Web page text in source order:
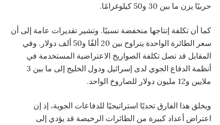
حربيًا يزن ما بين 30 و50 كيلوغرامًا.
كما أن تكلفة إنتاجها منخفضة نسبيًا. وتشير تقديرات عامة إلى أن
سعر الطائرة الواحدة يتراوح بين 20 ألفًا و50 ألف دولار. وفي
المقابل قد تصل تكلفة الصواريخ الاعتراضية المستخدمة في
أنظمة الدفاع الجوي لدى إسرائيل ودول الخليج إلى ما بين 3
ملايين و12 مليون دولار للصاروخ الواحد.
ويخلق هذا الفارق تحديًا استراتيجيًا للدفاعات الجوية، إذ إن
اعتراض أعداد كبيرة من الطائرات الرخيصة قد يؤدي إلى